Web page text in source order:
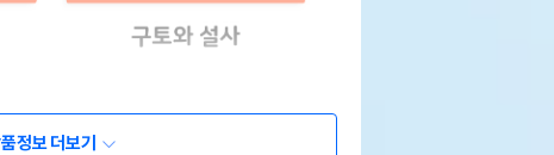
정보 더보기